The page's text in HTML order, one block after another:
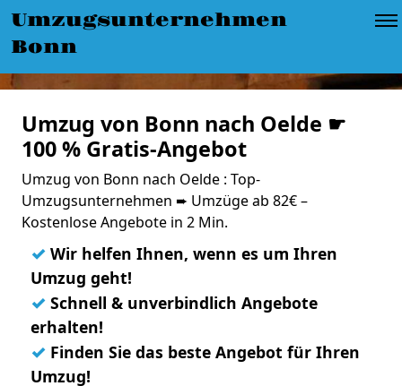
Umzugsunternehmen
Bonn
Umzug von Bonn nach Oelde ☛
100 % Gratis-Angebot
Umzug von Bonn nach Oelde : Top-
Umzugsunternehmen ➨ Umzüge ab 82€ –
Kostenlose Angebote in 2 Min.
✓ Wir helfen Ihnen, wenn es um Ihren
Umzug geht!
✓ Schnell & unverbindlich Angebote
erhalten!
✓ Finden Sie das beste Angebot für Ihren
Umzug!